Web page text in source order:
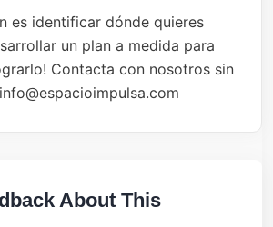
es identificar dónde quieres
un plan a medida para
Contacta con nosotros sin
About This